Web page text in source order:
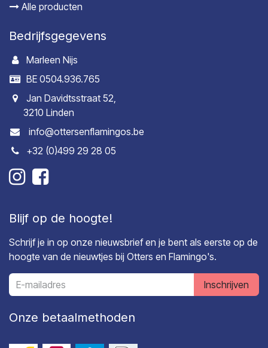
Alle producten
Bedrijfsgegevens
Marleen Nijs
BE 0504.936.765
Jan Davidtsstraat 52,
3210 Linden
info@ottersenflamingos.be
+32 (0)499 29 28 05
Blijf op de hoogte!
Schrijf je in op onze nieuwsbrief en je bent als eerste op de
hoogte van de nieuwtjes bij Otters en Flamingo's.
Inschrijven
Onze betaalmethoden